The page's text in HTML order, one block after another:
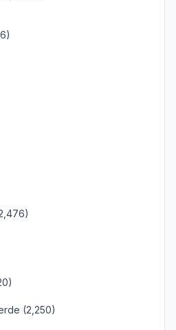
(2,250)